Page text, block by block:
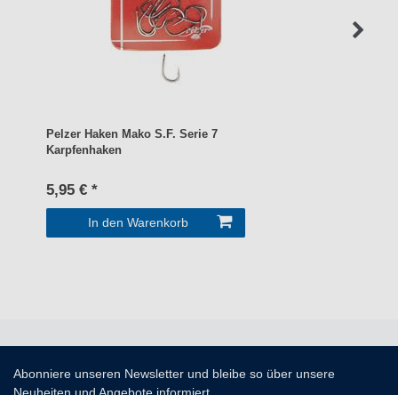
Pelzer Haken Mako S.F. Serie 7
Karpfenhaken
5,95 € *
In den Warenkorb
Abonniere unseren Newsletter und bleibe so über unsere
Neuheiten und Angebote informiert.